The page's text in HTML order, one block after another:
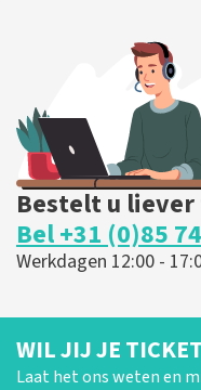
BESTEL NU
Bestelt u
Bel +31 (0)85
Werkdagen 12:00 -
WIL JIJ JE
Laat het ons weten en